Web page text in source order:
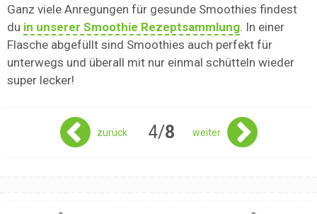
Ganz viele Anregungen für gesunde Smoothies findest
du in unserer Smoothie Rezeptsammlung. In einer
Flasche abgefüllt sind Smoothies auch perfekt für
unterwegs und überall mit nur einmal schütteln wieder
super lecker!
zurück 4/8 weiter